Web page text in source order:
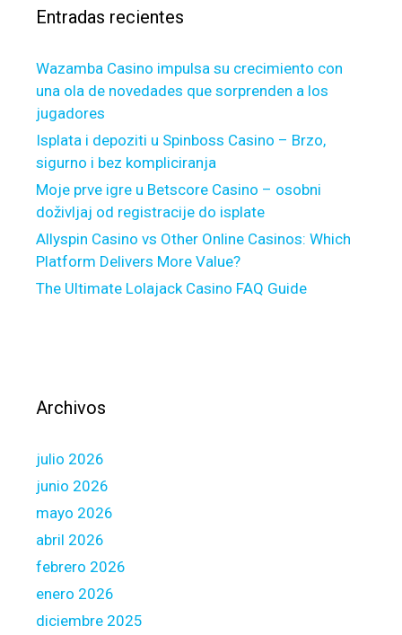
r
d
e
s
d
a
s
o
n
n
e
e
a
s
d
t
o
u
:Entradas recientes
Wazamba Casino impulsa su crecimiento con
una ola de novedades que sorprenden a los
jugadores
Isplata i depoziti u Spinboss Casino – Brzo,
sigurno i bez kompliciranja
Moje prve igre u Betscore Casino – osobni
doživljaj od registracije do isplate
Allyspin Casino vs Other Online Casinos: Which
Platform Delivers More Value?
The Ultimate Lolajack Casino FAQ Guide
Archivos
julio 2026
junio 2026
mayo 2026
abril 2026
febrero 2026
enero 2026
diciembre 2025